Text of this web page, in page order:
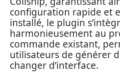
configuration rapide et
installé, le plugin
harmonieusement au
commande existant,
utilisateurs de générer
changer d’interface.